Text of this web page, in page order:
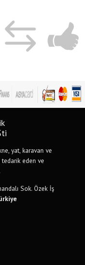
yat, karavan ve
eden ve
Sok. Özek İş